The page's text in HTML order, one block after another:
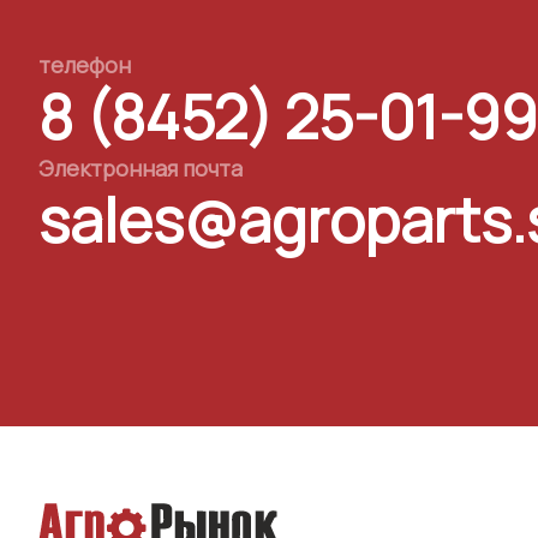
телефон
8 (8452) 25-01-99
Электронная почта